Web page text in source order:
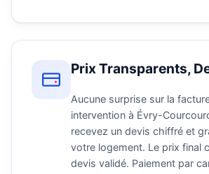
Prix Transparents,
Aucune surprise sur la
intervention à Évry-
recevez un devis chiffré et
votre logement. Le prix final
devis validé. Paiement par